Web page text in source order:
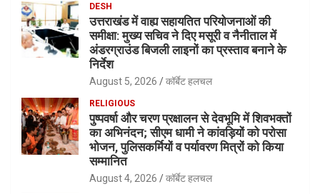
DESH
उत्तराखंड में वाह्य सहायतित परियोजनाओं की
समीक्षा: मुख्य सचिव ने दिए मसूरी व नैनीताल में
अंडरग्राउंड बिजली लाइनों का प्रस्ताव बनाने के
निर्देश
August 5, 2026 कॉर्बेट हलचल
RELIGIOUS
पुष्पवर्षा और चरण प्रक्षालन से देवभूमि में शिवभक्तों
का अभिनंदन; सीएम धामी ने कांवड़ियों को परोसा
भोजन, पुलिसकर्मियों व पर्यावरण मित्रों को किया
सम्मानित
August 4, 2026 कॉर्बेट हलचल